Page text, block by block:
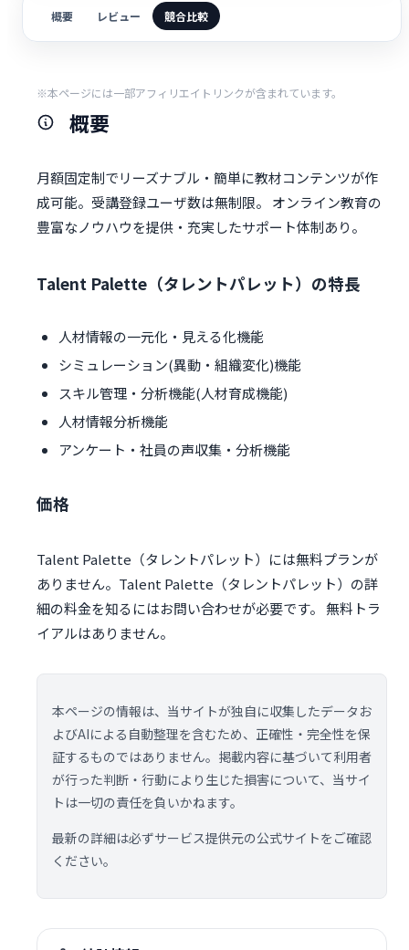
概要 レビュー 競合比較
※本ページには一部アフィリエイトリンクが含まれています。
概要
月額固定制でリーズナブル・簡単に教材コンテンツが作
成可能。受講登録ユーザ数は無制限。 オンライン教育の
豊富なノウハウを提供・充実したサポート体制あり。
Talent Palette（タレントパレット）の特長
人材情報の一元化・見える化機能
シミュレーション(異動・組織変化)機能
スキル管理・分析機能(人材育成機能)
人材情報分析機能
アンケート・社員の声収集・分析機能
価格
Talent Palette（タレントパレット）には無料プランが
ありません。Talent Palette（タレントパレット）の詳
細の料金を知るにはお問い合わせが必要です。 無料トラ
イアルはありません。
本ページの情報は、当サイトが独自に収集したデータお
よびAIによる自動整理を含むため、正確性・完全性を保
証するものではありません。掲載内容に基づいて利用者
が行った判断・行動により生じた損害について、当サイ
トは一切の責任を負いかねます。
最新の詳細は必ずサービス提供元の公式サイトをご確認
ください。